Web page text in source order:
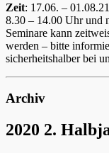
Zeit: 17.06. –
8.30 – 14.00 Uhr und
Seminare kann
werden – bitte
sicherheitshalber bei
Archiv
2020 2.